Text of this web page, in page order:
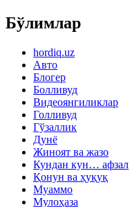
Бўлимлар
hordiq.uz
Авто
Блогер
Болливуд
Видеоянгиликлар
Голливуд
Гўзаллик
Дунё
Жиноят ва жазо
Кундан кун… афзал
Қонун ва ҳуқуқ
Муаммо
Мулоҳаза